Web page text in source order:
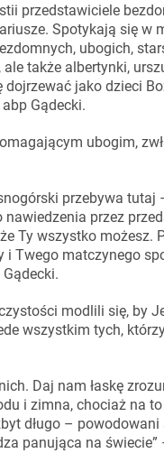
przedstawiciele
Spotykają się w
ubogich,
także albertynki,
jako dzieci
Gądecki.
ubogim,
przebywa tutaj
przez
Ty wszystko możesz.
Twego matczynego
modlili się, by
wszystkim tych,
Daj nam łaskę
i zimna, chociaż na to
długo –
panująca na